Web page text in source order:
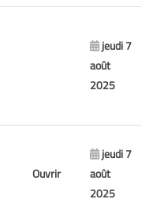
jeudi 7
août
2025
Ouvrir
jeudi 7
août
2025